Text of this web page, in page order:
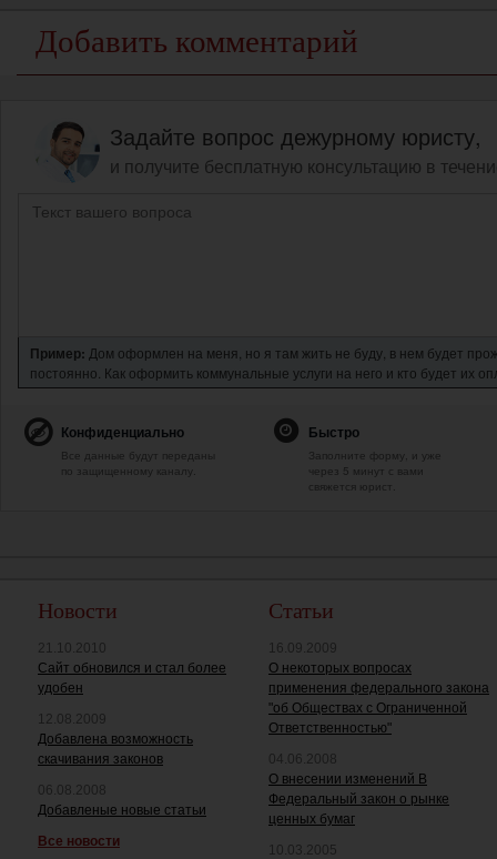
Добавить комментарий
Задайте вопрос дежурному юристу,
и получите бесплатную консультацию в
Пример: Дом оформлен на меня, но я там жить не буду, в нем будет
постоянно. Как оформить коммунальные услуги на него и кто будет их
Конфиденциально
Все данные будут переданы
по защищенному каналу.
Быстро
Заполните форму, и уже
через 5 минут с вами
свяжется юрист.
Новости
21.10.2010
Сайт обновился и стал более
удобен
12.08.2009
Добавлена возможность
скачивания законов
06.08.2008
Добавленые новые статьи
Все новости
Статьи
16.09.2009
О некоторых вопросах
применения федерального закона
"об Обществах с Ограниченной
Ответственностью"
04.06.2008
О внесении изменений В
Федеральный закон о рынке
ценных бумаг
10.03.2005